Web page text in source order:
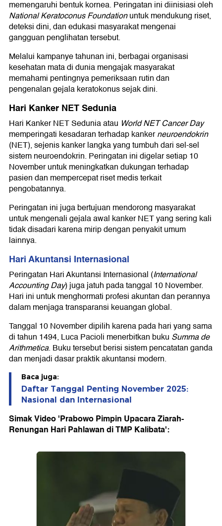
memengaruhi bentuk kornea. Peringatan ini diinisiasi oleh
National Keratoconus Foundationuntuk mendukung riset,
deteksi dini, dan edukasi masyarakat mengenai
gangguan penglihatan tersebut.
Melalui kampanye tahunan ini, berbagai organisasi
kesehatan mata di dunia mengajak masyarakat
memahami pentingnya pemeriksaan rutin dan
pengenalan gejala keratokonus sejak dini.
Hari Kanker NET Sedunia
Hari Kanker NET Sedunia atau World NET Cancer Day
memperingati kesadaran terhadap kankerneuroendokrin
(NET), sejenis kanker langka yang tumbuh dari sel-sel
sistem neuroendokrin. Peringatan ini digelar setiap 10
November untuk meningkatkan dukungan terhadap
pasien dan mempercepat riset medis terkait
pengobatannya.
Peringatan ini juga bertujuan mendorong masyarakat
untuk mengenali gejala awal kanker NET yang sering kali
tidak disadari karena mirip dengan penyakit umum
lainnya.
Hari Akuntansi Internasional
Peringatan Hari Akuntansi Internasional (International
Accounting Day) juga jatuh pada tanggal 10 November.
Hari ini untuk menghormati profesi akuntan dan perannya
dalam menjaga transparansi keuangan global.
Tanggal 10 November dipilih karena pada hari yang sama
di tahun 1494, Luca Pacioli menerbitkan buku Summa de
Arithmetica. Buku tersebut berisi sistem pencatatan ganda
dan menjadi dasar praktik akuntansi modern.
Baca juga:
Daftar Tanggal Penting November 2025:
Nasional dan Internasional
Simak Video 'Prabowo Pimpin Upacara Ziarah-
Renungan Hari Pahlawan di TMP Kalibata':